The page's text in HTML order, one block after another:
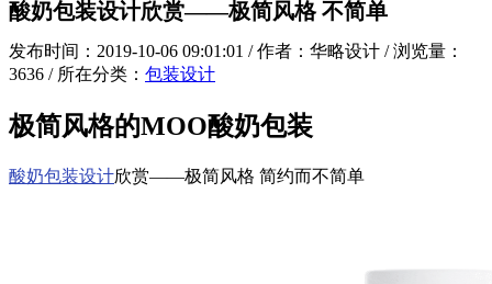
酸奶包装设计欣赏——极简风格 不简单
发布时间：2019-10-06 09:01:01 / 作者：华略设计 / 浏览量：
3636 / 所在分类： 包装设计
极简风格的MOO酸奶包装
酸奶包装设计欣赏——极简风格 简约而不简单